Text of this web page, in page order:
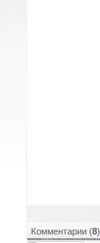
Комментарии (8)